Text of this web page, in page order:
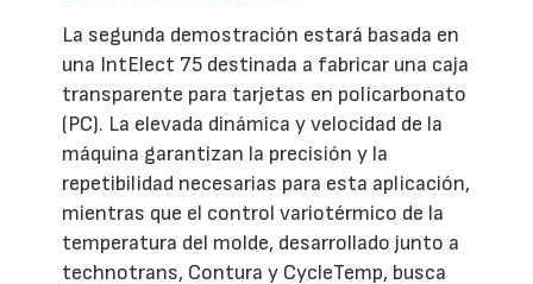
La segunda demostración estará basada en
una IntElect 75 destinada a fabricar una caja
transparente para tarjetas en policarbonato
(PC). La elevada dinámica y velocidad de la
máquina garantizan la precisión y la
repetibilidad necesarias para esta aplicación,
mientras que el control variotérmico de la
temperatura del molde, desarrollado junto a
technotrans, Contura y CycleTemp, busca